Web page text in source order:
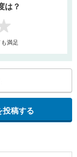
は？
5
満足
投稿する